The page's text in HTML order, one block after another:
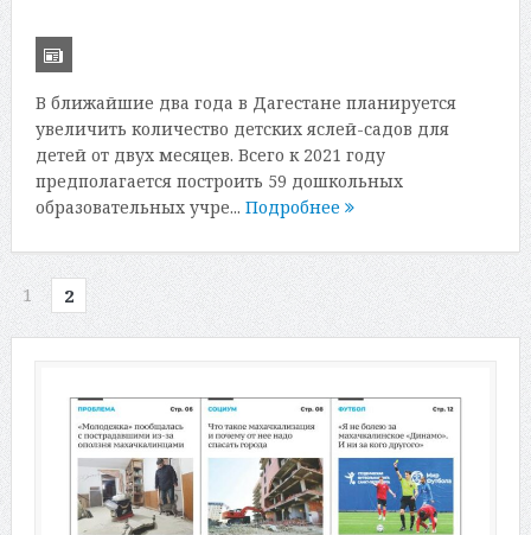
В ближайшие два года в Дагестане планируется
увеличить количество детских яслей-садов для
детей от двух месяцев. Всего к 2021 году
предполагается построить 59 дошкольных
образовательных учре... Подробнее
1 2